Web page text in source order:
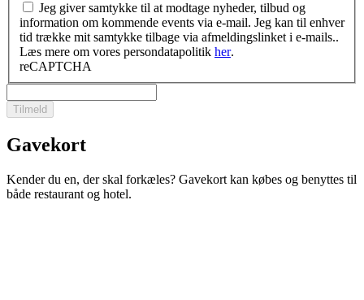
Jeg giver samtykke til at modtage nyheder, tilbud og
information om kommende events via e-mail. Jeg kan til enhver
tid trække mit samtykke tilbage via afmeldingslinket i e-mails..
Læs mere om vores persondatapolitik her.
reCAPTCHA
Tilmeld
Gavekort
Kender du en, der skal forkæles? Gavekort kan købes og benyttes til
både restaurant og hotel.